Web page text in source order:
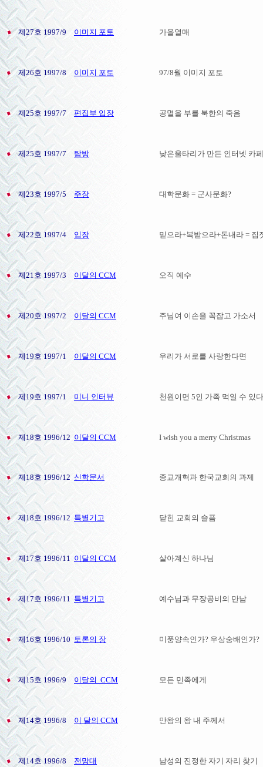
제27호 1997/9 이미지 포토 가을열매
제26호 1997/8 이미지 포토 97/8월 이미지 포토
제25호 1997/7 편집부 입장 공멸을 부를 북한의 죽음
제25호 1997/7 탐방 낮은울타리가 만든 인터넷 카
제23호 1997/5 주장 대학문화 = 군사문화?
제22호 1997/4 입장 믿으라+복받으라+돈내라 = 집
제21호 1997/3 이달의 CCM 오직 예수
제20호 1997/2 이달의 CCM 주님여 이손을 꼭잡고 가소서
제19호 1997/1 이달의 CCM 우리가 서로를 사랑한다면
제19호 1997/1 미니 인터뷰 천원이면 5인 가족 먹일 수 있다
제18호 1996/12 이달의 CCM I wish you a merry Christmas
제18호 1996/12 신학문서 종교개혁과 한국교회의 과제
제18호 1996/12 특별기고 닫힌 교회의 슬픔
제17호 1996/11 이달의 CCM 살아계신 하나님
제17호 1996/11 특별기고 예수님과 무장공비의 만남
제16호 1996/10 토론의 장 미풍양속인가? 우상숭배인가?
제15호 1996/9 이달의 CCM 모든 민족에게
제14호 1996/8 이 달의 CCM 만왕의 왕 내 주께서
제14호 1996/8 전망대
남성의 진정한 자기 자리 찾기